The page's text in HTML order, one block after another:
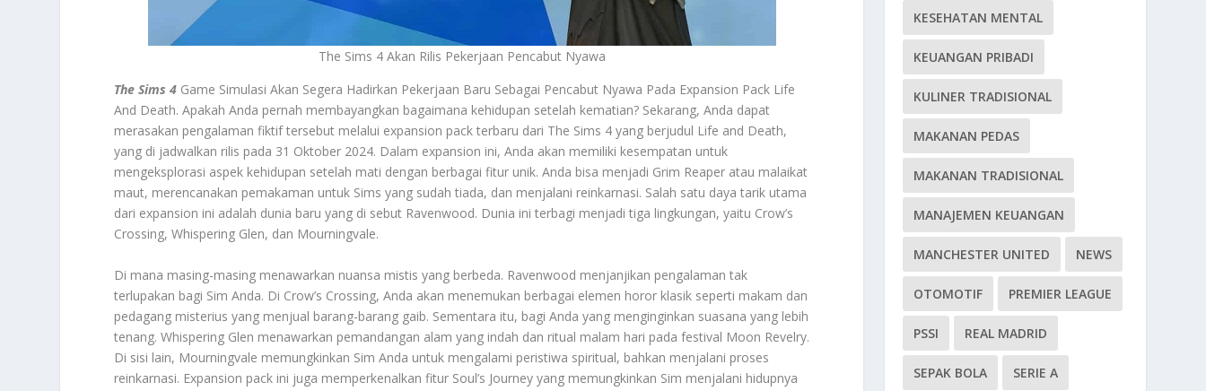
The Sims 4 Akan Rilis Pekerjaan Pencabut Nyawa
The Sims 4 Game Simulasi Akan Segera Hadirkan Pekerjaan Baru Sebagai Pencabut Nyawa Pada Expansion Pack Life
And Death. Apakah Anda pernah membayangkan bagaimana kehidupan setelah kematian? Sekarang, Anda dapat
merasakan pengalaman fiktif tersebut melalui expansion pack terbaru dari The Sims 4 yang berjudul Life and Death,
yang di jadwalkan rilis pada 31 Oktober 2024. Dalam expansion ini, Anda akan memiliki kesempatan untuk
mengeksplorasi aspek kehidupan setelah mati dengan berbagai fitur unik. Anda bisa menjadi Grim Reaper atau malaikat
maut, merencanakan pemakaman untuk Sims yang sudah tiada, dan menjalani reinkarnasi. Salah satu daya tarik utama
dari expansion ini adalah dunia baru yang di sebut Ravenwood. Dunia ini terbagi menjadi tiga lingkungan, yaitu Crow’s
Crossing, Whispering Glen, dan Mourningvale.
Di mana masing-masing menawarkan nuansa mistis yang berbeda. Ravenwood menjanjikan pengalaman tak
terlupakan bagi Sim Anda. Di Crow’s Crossing, Anda akan menemukan berbagai elemen horor klasik seperti makam dan
pedagang misterius yang menjual barang-barang gaib. Sementara itu, bagi Anda yang menginginkan suasana yang lebih
tenang. Whispering Glen menawarkan pemandangan alam yang indah dan ritual malam hari pada festival Moon Revelry.
Di sisi lain, Mourningvale memungkinkan Sim Anda untuk mengalami peristiwa spiritual, bahkan menjalani proses
reinkarnasi. Expansion pack ini juga memperkenalkan fitur Soul’s Journey yang memungkinkan Sim menjalani hidupnya
KESEHATAN MENTAL
KEUANGAN PRIBADI
KULINER TRADISIONAL
MAKANAN PEDAS
MAKANAN TRADISIONAL
MANAJEMEN KEUANGAN
MANCHESTER UNITED NEWS
OTOMOTIF PREMIER LEAGUE
PSSI REAL MADRID
SEPAK BOLA SERIE A